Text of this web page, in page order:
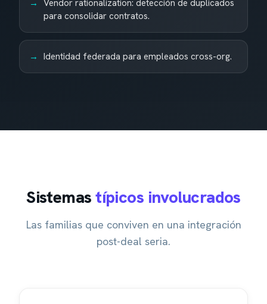
Vendor rationalization: detección de duplicados
para consolidar contratos.
Identidad federada para empleados cross-org.
Sistemastípicos involucrados
Las familias que conviven en una integración
post-deal seria.